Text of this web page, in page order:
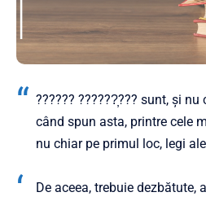
?????? ??????̦??? sunt, și
când spun asta, printre cele
nu chiar pe primul loc, legi
De aceea, trebuie dezbătute,